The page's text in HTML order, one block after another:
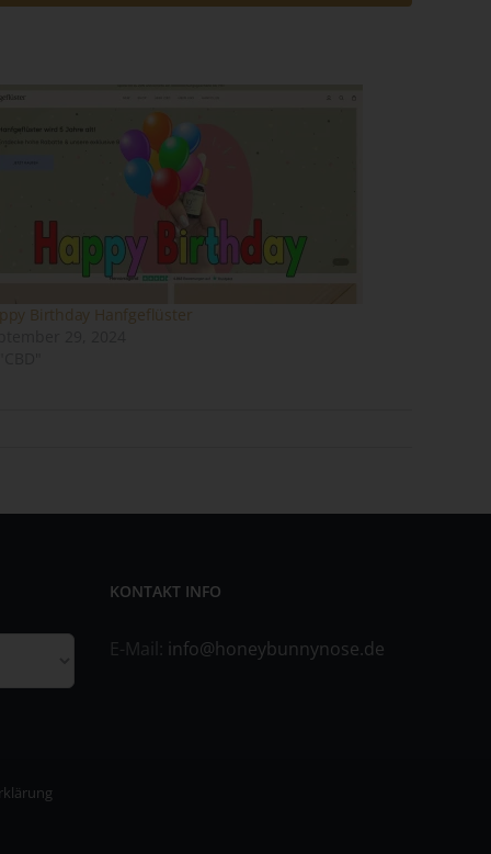
Birthday Hanfgeflüster
KONTAKT INFO
E-Mail: info@honeybunnynose.de